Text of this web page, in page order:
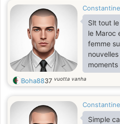
Constantine
Slt tout
le Maroc
femme
moments
Boha8837 vuotta vanha
Constantine
Simple